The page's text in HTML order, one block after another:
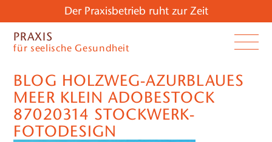
Der Praxisbetrieb ruht zur Zeit
PRAXIS
für seelische Gesundheit
BLOG HOLZWEG-AZURBLAUES
MEER KLEIN ADOBESTOCK
87020314 STOCKWERK-
FOTODESIGN